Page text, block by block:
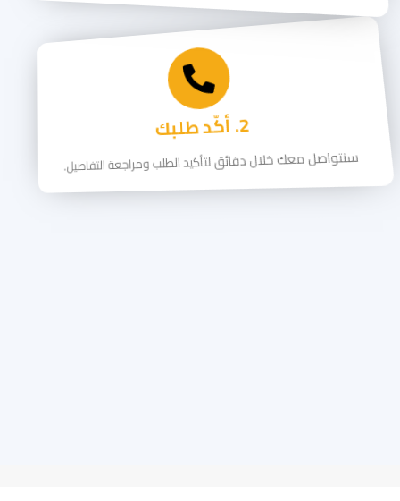
2. أكّد طلبك
سنتواصل معك خلال دقائق لتأكيد الطلب ومراجعة التفاصيل.